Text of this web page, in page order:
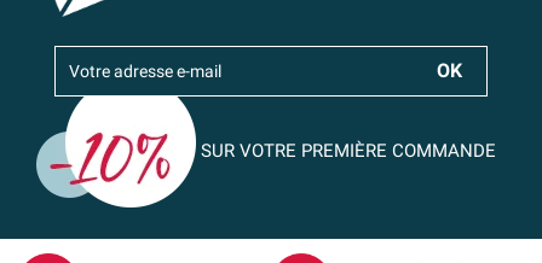
SUR VOTRE PREMIÈRE COMMANDE